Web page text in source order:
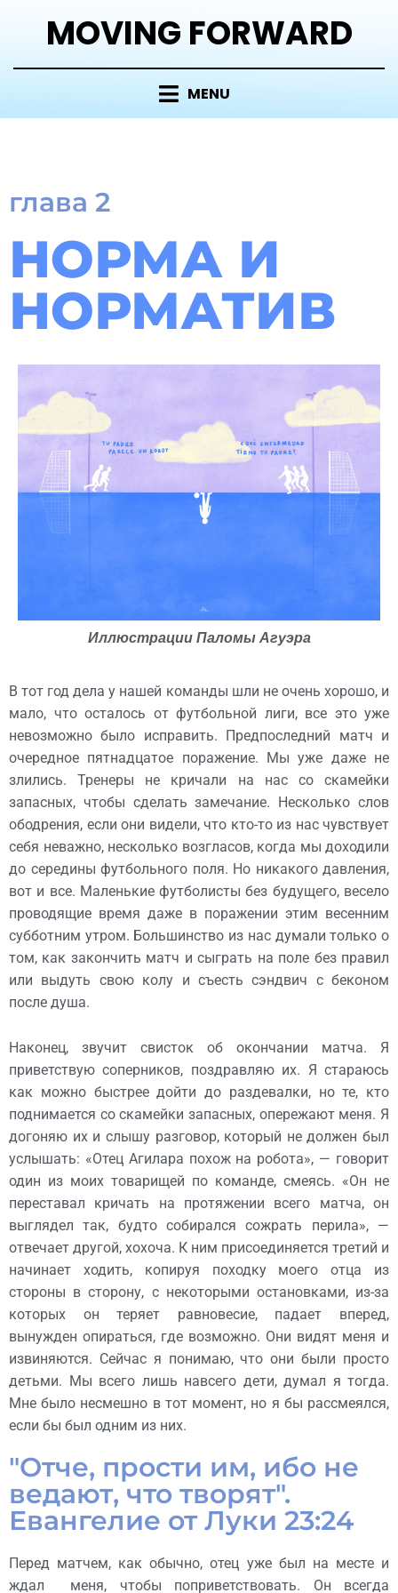
MOVING FORWARD
MENU
глава 2
НОРМА И
НОРМАТИВ
Иллюстрации Паломы Агуэра
В тот год дела у нашей команды шли не очень хорошо, и
мало, что осталось от футбольной лиги, все это уже
невозможно было исправить. Предпоследний матч и
очередное пятнадцатое поражение. Мы уже даже не
злились. Тренеры не кричали на нас со скамейки
запасных, чтобы сделать замечание. Несколько слов
ободрения, если они видели, что кто-то из нас чувствует
себя неважно, несколько возгласов, когда мы доходили
до середины футбольного поля. Но никакого давления,
вот и все. Маленькие футболисты без будущего, весело
проводящие время даже в поражении этим весенним
субботним утром. Большинство из нас думали только о
том, как закончить матч и сыграть на поле без правил
или выдуть свою колу и съесть сэндвич с беконом
после душа.
Наконец, звучит свисток об окончании матча. Я
приветствую соперников, поздравляю их. Я стараюсь
как можно быстрее дойти до раздевалки, но те, кто
поднимается со скамейки запасных, опережают меня. Я
догоняю их и слышу разговор, который не должен был
услышать: «Отец Агилара похож на робота», — говорит
один из моих товарищей по команде, смеясь. «Он не
переставал кричать на протяжении всего матча, он
выглядел так, будто собирался сожрать перила», —
отвечает другой, хохоча. К ним присоединяется третий и
начинает ходить, копируя походку моего отца из
стороны в сторону, с некоторыми остановками, из-за
которых он теряет равновесие, падает вперед,
вынужден опираться, где возможно. Они видят меня и
извиняются. Сейчас я понимаю, что они были просто
детьми. Мы всего лишь навсего дети, думал я тогда.
Мне было несмешно в тот момент, но я бы рассмеялся,
если бы был одним из них.
"Отче, прости им, ибо не
ведают, что творят".
Евангелие от Луки 23:24
Перед матчем, как обычно, отец уже был на месте и
ждал меня, чтобы поприветствовать. Он всегда